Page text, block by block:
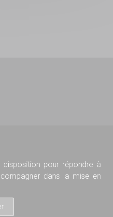
pour répondre à
dans la mise en